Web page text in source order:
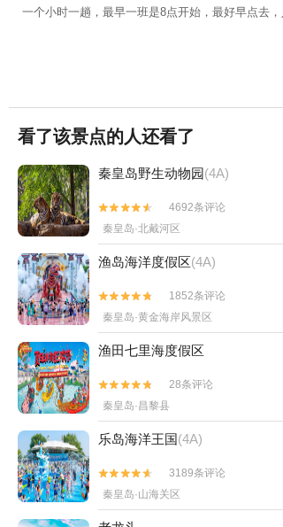
一个小时一趟，最早一班是8点开始，最好早点去
看了该景点的人还看了
秦皇岛野生动物园(4A)


4692条评论
秦皇岛·北戴河区
渔岛海洋度假区(4A)


1852条评论
秦皇岛·黄金海岸风景区
渔田七里海度假区


28条评论
秦皇岛·昌黎县
乐岛海洋王国(4A)


3189条评论
秦皇岛·山海关区